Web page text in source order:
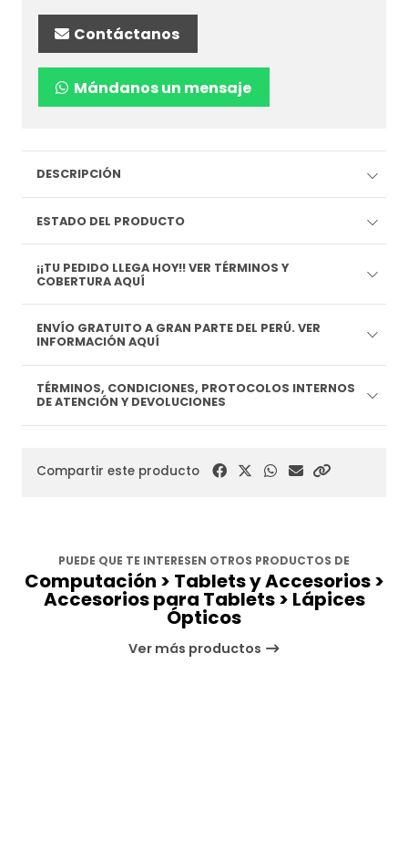
Contáctanos
Mándanos un mensaje
DESCRIPCIÓN
ESTADO DEL PRODUCTO
¡¡TU PEDIDO LLEGA HOY!! VER TÉRMINOS Y
COBERTURA AQUÍ
ENVÍO GRATUITO A GRAN PARTE DEL PERÚ. VER
INFORMACIÓN AQUÍ
TÉRMINOS, CONDICIONES, PROTOCOLOS INTERNOS
DE ATENCIÓN Y DEVOLUCIONES
Compartir este producto
PUEDE QUE TE INTERESEN OTROS PRODUCTOS DE
Computación > Tablets y Accesorios >
Accesorios para Tablets > Lápices
Ópticos
Ver más productos